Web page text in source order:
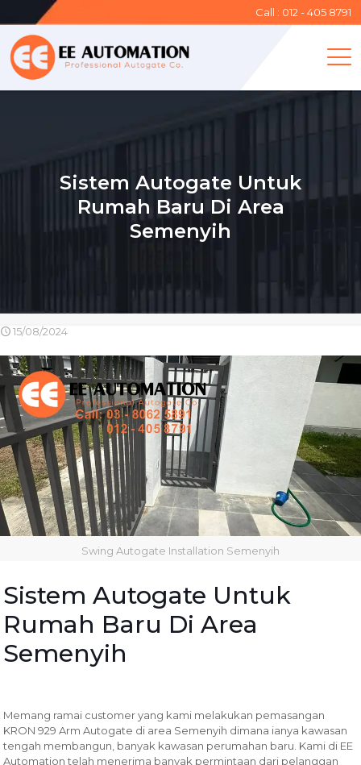
Call : 012 - 405 8791
Sistem Autogate Untuk
Rumah Baru Di Area
Semenyih
15/08/2024
Swing Autogate Installation Semenyih
Sistem Autogate Untuk
Rumah Baru Di Area
Semenyih
Memang ramai customer yang kami melakukan pemasangan
KRON 929 Arm Autogate di area Semenyih dimana ianya kawasan
tengah membangun, banyak kawasan perumahan baru. Kami di EE
Automation telah menerima banyak permintaan dari pelanggan